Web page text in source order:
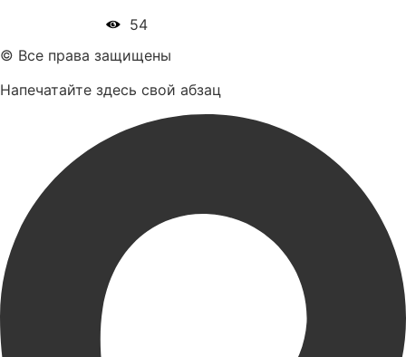
54
© Все права защищены
Напечатайте здесь свой абзац